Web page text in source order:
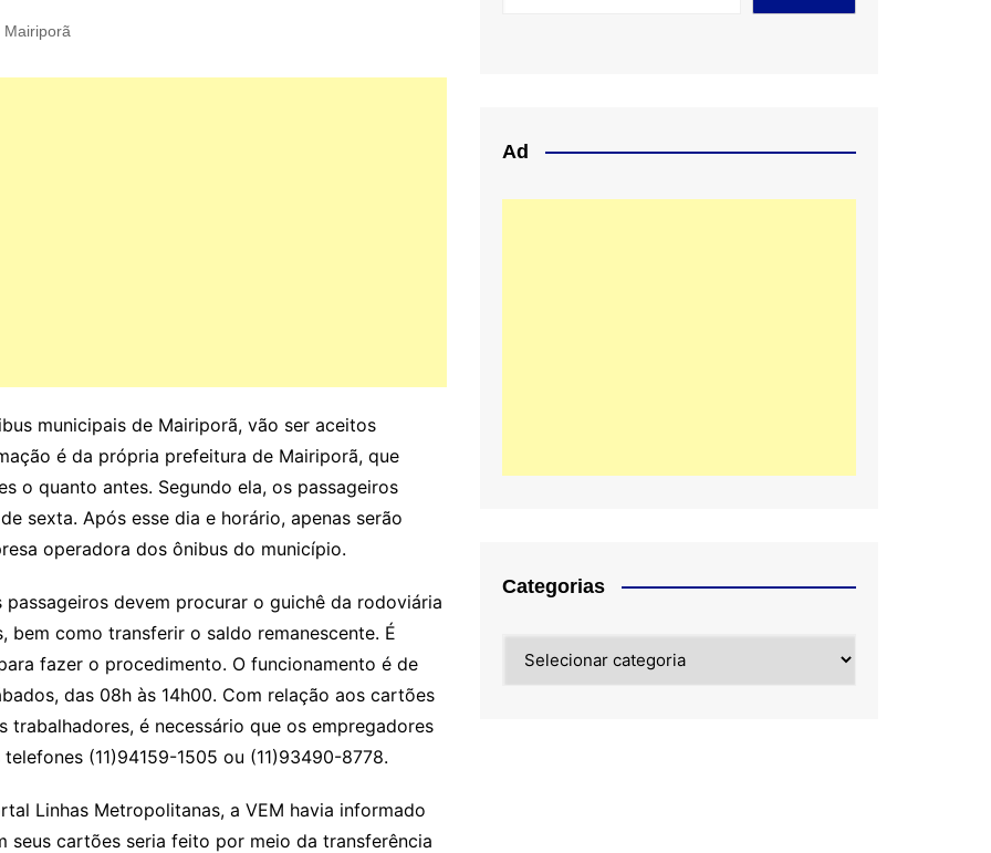
Mairiporã
municipais de Mairiporã, vão ser aceitos
é da própria prefeitura de Mairiporã, que
o quanto antes. Segundo ela, os passageiros
sexta. Após esse dia e horário, apenas serão
operadora dos ônibus do município.
devem procurar o guichê da rodoviária
como transferir o saldo remanescente. É
fazer o procedimento. O funcionamento é de
das 08h às 14h00. Com relação aos cartões
é necessário que os empregadores
(11)94159-1505 ou (11)93490-8778.
Linhas Metropolitanas, a VEM havia informado
seus cartões seria feito por meio da transferência
Ad
Categorias